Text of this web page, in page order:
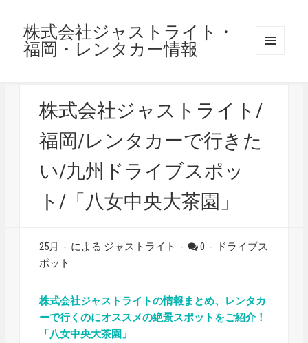
株式会社ジャストライト・
福岡・レンタカー情報
株式会社ジャストライト/
福岡/レンタカーで行きた
い/九州ドライブスポッ
ト/「八女中央大茶園」
25月 - による ジャストライト - 0 -
ドライブス
ポット
株式会社ジャストライトの情報まとめ、レンタカ
ーで行くのにオススメの絶景スポットをご紹介！
「八女中央大茶園」